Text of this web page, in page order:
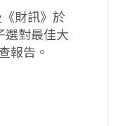
財訊》於
選對最佳大
報告。